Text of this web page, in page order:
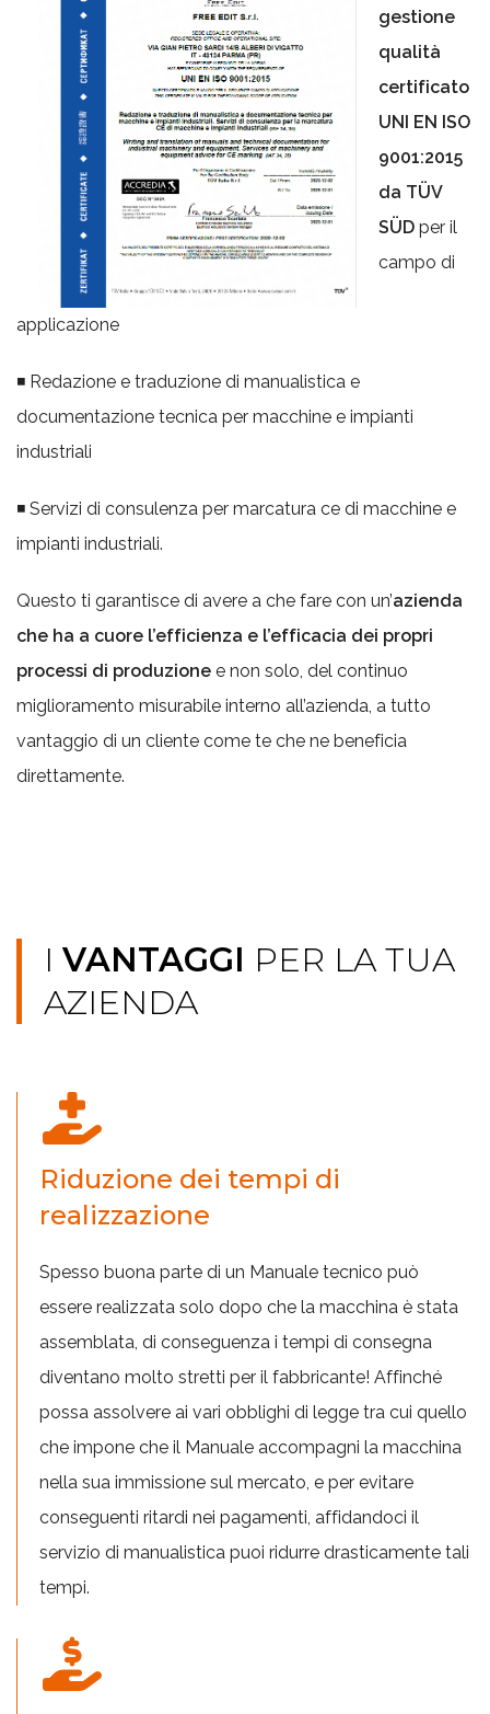
gestione
qualità
certificato
UNI EN ISO
9001:2015
da TÜV
SÜD per il
campo di
applicazione
◾ Redazione e traduzione di manualistica e
documentazione tecnica per macchine e impianti
industriali
◾ Servizi di consulenza per marcatura ce di macchine e
impianti industriali.
Questo ti garantisce di avere a che fare con un’azienda
che ha a cuore l’efficienza e l’efficacia dei propri
processi di produzione e non solo, del continuo
miglioramento misurabile interno all’azienda, a tutto
vantaggio di un cliente come te che ne beneficia
direttamente.
I VANTAGGI PER LA TUA
AZIENDA
Riduzione dei tempi di
realizzazione
Spesso buona parte di un Manuale tecnico può
essere realizzata solo dopo che la macchina è stata
assemblata, di conseguenza i tempi di consegna
diventano molto stretti per il fabbricante! Affinché
possa assolvere ai vari obblighi di legge tra cui quello
che impone che il Manuale accompagni la macchina
nella sua immissione sul mercato, e per evitare
conseguenti ritardi nei pagamenti, affidandoci il
servizio di manualistica puoi ridurre drasticamente tali
tempi.